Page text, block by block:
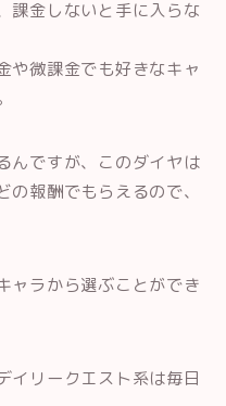
課金しないと手に入らな
や微課金でも好きなキャ
んですが、このダイヤは
報酬でもらえるので、
ャラから選ぶことができ
イリークエスト系は毎日